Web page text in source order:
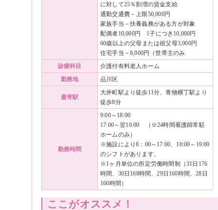
に対して25％割増の賃金支給
通勤交通費－上限50,000円
家族手当－扶養義務がある方が対象
配偶者10,000円 1子につき10,000円
60歳以上の父母または祖父母3,000円
住宅手当－8,000円（世帯主のみ
診療科目
介護付有料老人ホーム
勤務地
品川区
最寄駅
大井町駅より徒歩11分、青物横丁駅より
徒歩8分
勤務時間
9:00～18:00
17:00～翌10:00 （※24時間看護師常駐
ホームのみ）
※施設により8：00～17:00、10:00～19:00
のシフトがあります。
※1ヶ月単位の所定労働時間制（31日176
時間、30日168時間、29日160時間、28日
160時間）
ここがオススメ！